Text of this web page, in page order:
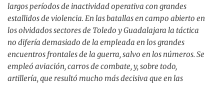
largos períodos de inactividad operativa con grandes
estallidos de violencia. En las batallas en campo abierto en
los olvidados sectores de Toledo y Guadalajara la táctica
no difería demasiado de la empleada en los grandes
encuentros frontales de la guerra, salvo en los números. Se
empleó aviación, carros de combate, y, sobre todo,
artillería, que resultó mucho más decisiva que en las